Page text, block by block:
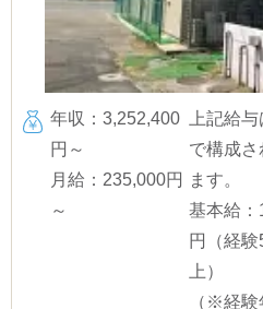
年収：3,252,400
円～
月給：235,000円
～
上記給
で構成さ
ます。
基本給：
円（経験
上）
（※経験